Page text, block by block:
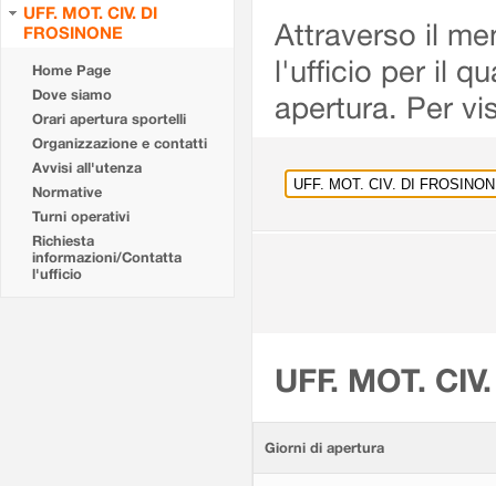
UFF. MOT. CIV. DI
FROSINONE
Home Page
Dove siamo
Orari apertura sportelli
Organizzazione e contatti
Avvisi all'utenza
Normative
Turni operativi
Richiesta
informazioni/Contatta
l'ufficio
Attraverso il
l'ufficio per il
apertura. Per
UFF. MOT.
Giorni di apertura